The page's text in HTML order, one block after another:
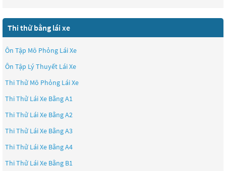
Thi thử bằng lái xe
Ôn Tập Mô Phỏng Lái Xe
Ôn Tập Lý Thuyết Lái Xe
Thi Thử Mô Phỏng Lái Xe
Thi Thử Lái Xe Bằng A1
Thi Thử Lái Xe Bằng A2
Thi Thử Lái Xe Bằng A3
Thi Thử Lái Xe Bằng A4
Thi Thử Lái Xe Bằng B1